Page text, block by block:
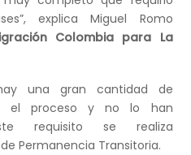
explica Miguel Romo
Colombia para La
una gran cantidad de
el proceso y no lo han
requisito se realiza
Permanencia Transitoria.